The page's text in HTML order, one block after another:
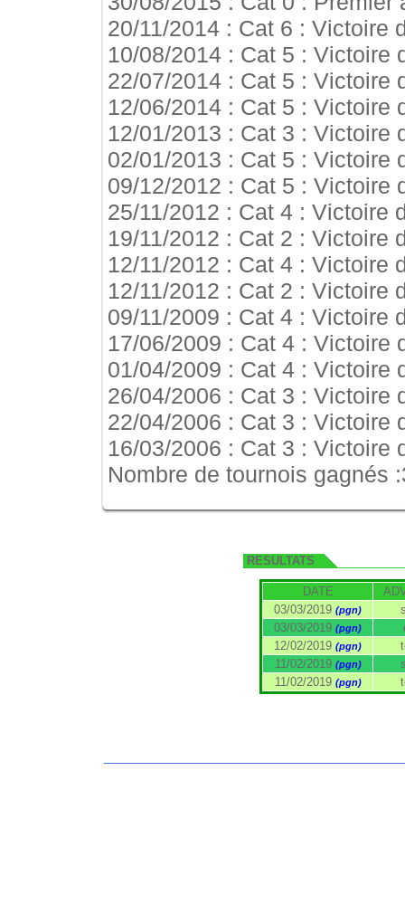
20/11/2014 : Cat 6 : Victoire
10/08/2014 : Cat 5 : Victoire
22/07/2014 : Cat 5 : Victoire
12/06/2014 : Cat 5 : Victoire
12/01/2013 : Cat 3 : Victoire
02/01/2013 : Cat 5 : Victoire
09/12/2012 : Cat 5 : Victoire
25/11/2012 : Cat 4 : Victoire
19/11/2012 : Cat 2 : Victoire
12/11/2012 : Cat 4 : Victoire
12/11/2012 : Cat 2 : Victoire
09/11/2009 : Cat 4 : Victoire
17/06/2009 : Cat 4 : Victoire
01/04/2009 : Cat 4 : Victoire
26/04/2006 : Cat 3 : Victoire
22/04/2006 : Cat 3 : Victoire
16/03/2006 : Cat 3 : Victoire
Nombre de tournois gagnés
RESULTATS
DATE
03/03/2019 (pgn)
03/03/2019 (pgn)
12/02/2019 (pgn)
11/02/2019 (pgn)
11/02/2019 (pgn)